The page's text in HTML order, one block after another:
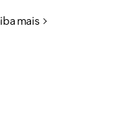
mais